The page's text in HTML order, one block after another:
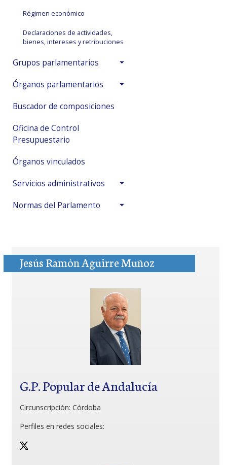
Régimen económico
Declaraciones de actividades,
bienes, intereses y retribuciones
Grupos parlamentarios
Órganos parlamentarios
Buscador de composiciones
Oficina de Control
Presupuestario
Órganos vinculados
Servicios administrativos
Normas del Parlamento
Jesús Ramón Aguirre Muñoz
G.P. Popular de Andalucía
Circunscripción: Córdoba
Perfiles en redes sociales: